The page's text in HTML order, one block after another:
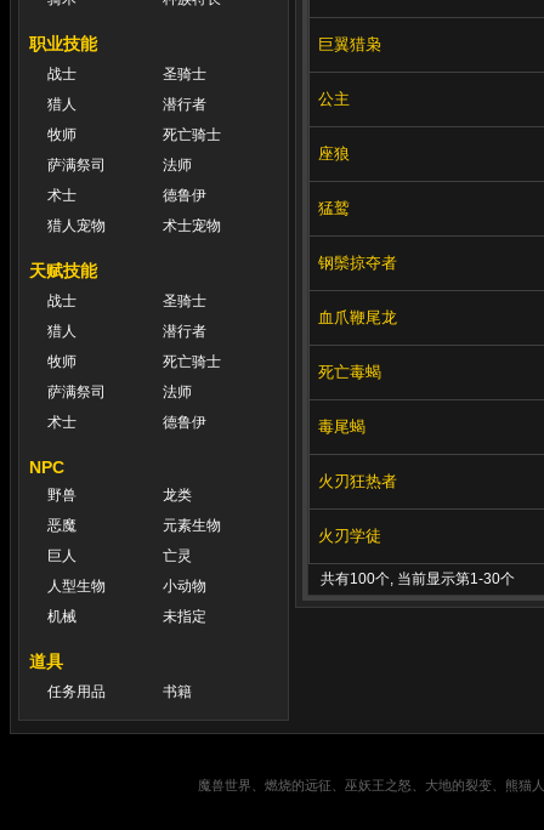
职业技能
战士
圣骑士
猎人
潜行者
牧师
死亡骑士
萨满祭司
法师
术士
德鲁伊
猎人宠物
术士宠物
天赋技能
战士
圣骑士
猎人
潜行者
牧师
死亡骑士
萨满祭司
法师
术士
德鲁伊
NPC
野兽
龙类
恶魔
元素生物
巨人
亡灵
人型生物
小动物
机械
未指定
道具
任务用品 书籍
巨翼猎枭
公主
座狼
猛鹫
钢鬃掠夺者
血爪鞭尾龙
死亡毒蝎
毒尾蝎
火刃狂热者
火刃学徒
共有100个, 当前显示第1-30个
魔兽世界、燃烧的远征、巫妖王之怒、大地的裂变、熊猫